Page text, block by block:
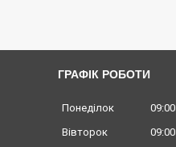
ГРАФІК РОБОТИ
Понеділок 09:00
Вівторок
09:00